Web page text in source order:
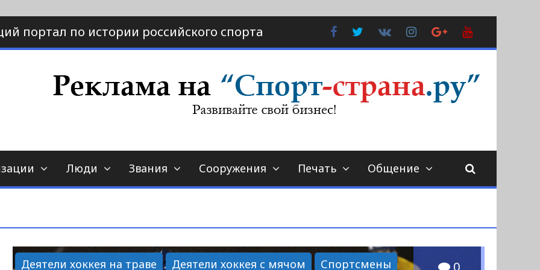
портал по истории российского спорта FacebookTwitter
Контакте
Instagram
Google
Plus
страна.ру
по истории спорта
Люди Звания Сооружения Печать Общение
Деятели хоккея на траве Деятели хоккея с мячом
Спортсмены
0